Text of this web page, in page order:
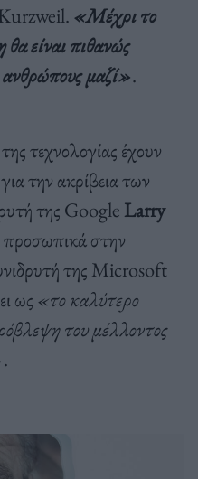
«Μέχρι το
είναι πιθανώς
ανθρώπους μαζί».
τεχνολογίας έχουν
την ακρίβεια των
της GoogleLarry
στην
της Microsoft
ως«το καλύτερο
του μέλλοντος
.